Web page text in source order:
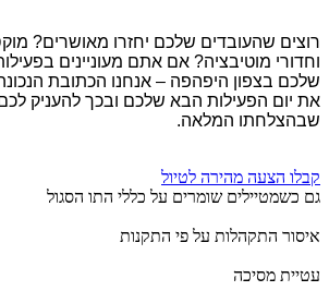
רוצים שהעובדים שלכם יחזרו מאושרים?
וחדורי מוטיבציה? אם אתם מעוניינים
שלכם בצפון היפהפה – אנחנו הכתובת
את יום הפעילות הבא שלכם ובכך להעניק
שבהצלחתו המלאה.
קבלו הצעה מהירה לטיול
גם כשמטיילים שומרים על כללי התו הסגול
איסור התקהלות על פי התקנות
עטיית מסיכה